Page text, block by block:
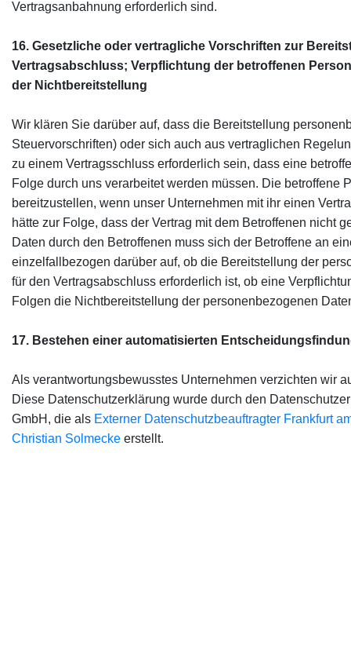
Vertragsanbahnung erforderlich sind.
16. Gesetzliche oder vertragliche Vorschriften zur
Vertragsabschluss; Verpflichtung der betroffenen
der Nichtbereitstellung
Wir klären Sie darüber auf, dass die Bereitstellung
Steuervorschriften) oder sich auch aus vertraglichen
zu einem Vertragsschluss erforderlich sein, dass eine
Folge durch uns verarbeitet werden müssen. Die
bereitzustellen, wenn unser Unternehmen mit ihr einen
hätte zur Folge, dass der Vertrag mit dem Betroffenen nicht
Daten durch den Betroffenen muss sich der Betroffene an
einzelfallbezogen darüber auf, ob die Bereitstellung der
für den Vertragsabschluss erforderlich ist, ob eine
Folgen die Nichtbereitstellung der personenbezogenen
17. Bestehen einer automatisierten
Als verantwortungsbewusstes Unternehmen verzichten wir
Diese Datenschutzerklärung wurde durch den
GmbH, die als Externer Datenschutzbeauftragter Frankfurt
Christian Solmecke erstellt.